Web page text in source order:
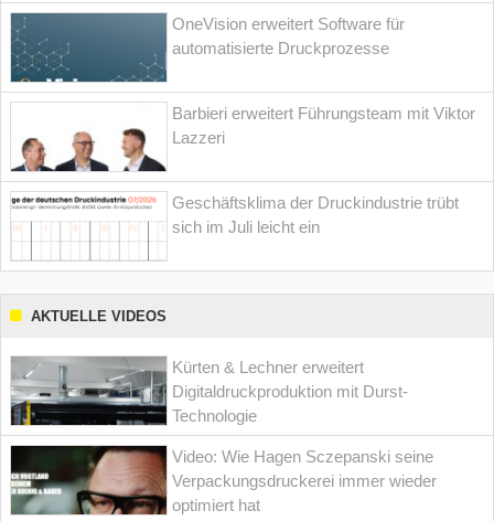
OneVision erweitert Software für
automatisierte Druckprozesse
Barbieri erweitert Führungsteam mit Viktor
Lazzeri
Geschäftsklima der Druckindustrie trübt
sich im Juli leicht ein
AKTUELLE VIDEOS
Kürten & Lechner erweitert
Digitaldruckproduktion mit Durst-
Technologie
Video: Wie Hagen Sczepanski seine
Verpackungsdruckerei immer wieder
optimiert hat